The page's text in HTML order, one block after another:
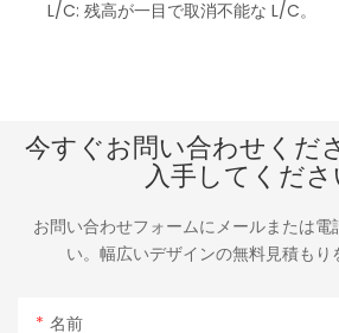
L/C: 残高が一目で取消不能な L/C。
今すぐお問い合わせくだ
入手してくださ
お問い合わせフォームにメールまたは電
い。幅広いデザインの無料見積もり
名前